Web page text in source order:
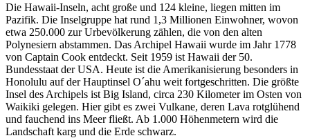
Die Hawaii-Inseln, acht große und 124 kleine, liegen mitten im
Pazifik. Die Inselgruppe hat rund 1,3 Millionen Einwohner, wovon
etwa 250.000 zur Urbevölkerung zählen, die von den alten
Polynesiern abstammen. Das Archipel Hawaii wurde im Jahr 1778
von Captain Cook entdeckt. Seit 1959 ist Hawaii der 50.
Bundesstaat der USA. Heute ist die Amerikanisierung besonders in
Honolulu auf der Hauptinsel O´ahu weit fortgeschritten. Die größte
Insel des Archipels ist Big Island, circa 230 Kilometer im Osten von
Waikiki gelegen. Hier gibt es zwei Vulkane, deren Lava rotglühend
und fauchend ins Meer fließt. Ab 1.000 Höhenmetern wird die
Landschaft karg und die Erde schwarz.